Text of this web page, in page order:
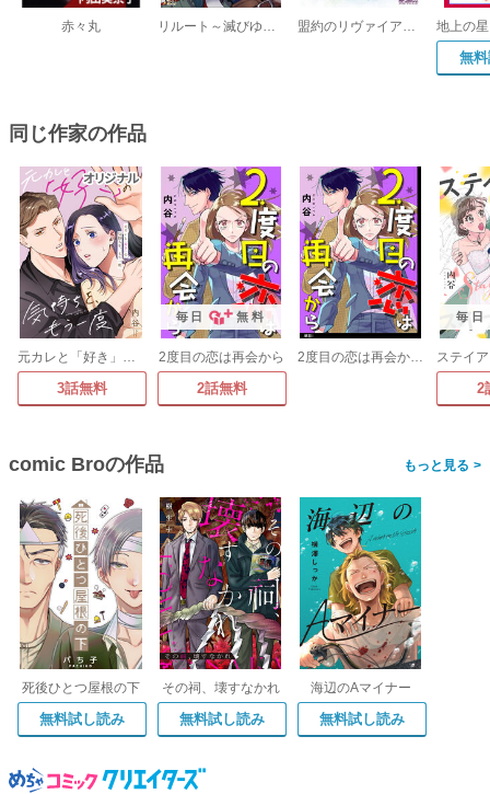
赤々丸 リルート～滅びゆく世界と僕らの選択～【単行本】 盟約のリヴァイアサン
無
同じ作家の作品
元カレと「好き」の気持ちを、もう一度
3話無料
毎日 無料
2度目の恋は再会から
2話無料
2度目の恋は再会から 【単話】
毎日
2
comic Broの作品 >
死後ひとつ屋根の下
無料試し読み
その祠、壊すなかれ
無料試し読み
海辺のAマイナー
無料試し読み